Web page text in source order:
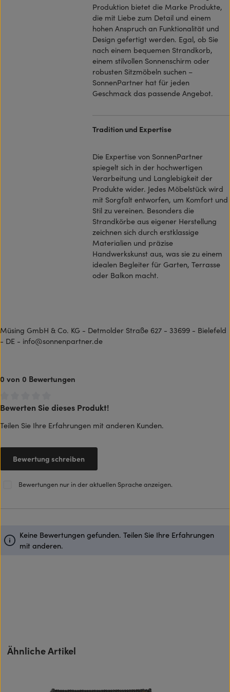
Produktion bietet die Marke Produkte,
die mit Liebe zum Detail und einem
hohen Anspruch an Funktionalität und
Design gefertigt werden. Egal, ob Sie
nach einem bequemen Strandkorb,
einem stilvollen Sonnenschirm oder
robusten Sitzmöbeln suchen –
SonnenPartner hat für jeden
Geschmack das passende Angebot.
Tradition und Expertise
Die Expertise von SonnenPartner
spiegelt sich in der hochwertigen
Verarbeitung und Langlebigkeit der
Produkte wider. Jedes Möbelstück wird
mit Sorgfalt entworfen, um Komfort und
Stil zu vereinen. Besonders die
Strandkörbe aus eigener Herstellung
zeichnen sich durch erstklassige
Materialien und präzise
Handwerkskunst aus, was sie zu einem
idealen Begleiter für Garten, Terrasse
oder Balkon macht.
Müsing GmbH & Co. KG - Detmolder Straße 627 - 33699 - Bielefeld
- DE - info@sonnenpartner.de
0 von 0 Bewertungen
Durchschnittliche Bewertung von 0 von 5 Sternen
Bewerten Sie dieses Produkt!
Teilen Sie Ihre Erfahrungen mit anderen Kunden.
Bewertung schreiben
Bewertungen nur in der aktuellen Sprache anzeigen.
Keine Bewertungen gefunden. Teilen Sie Ihre Erfahrungen
mit anderen.
Produktgalerie überspringen
Ähnliche Artikel